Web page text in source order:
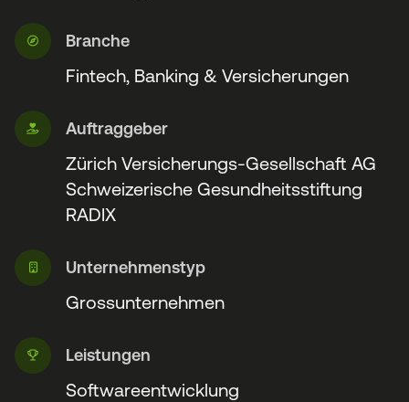
Branche
Fintech, Banking & Versicherungen
Auftraggeber
Zürich Versicherungs-Gesellschaft AG
Schweizerische Gesundheitsstiftung
RADIX
Unternehmenstyp
Grossunternehmen
Leistungen
Softwareentwicklung